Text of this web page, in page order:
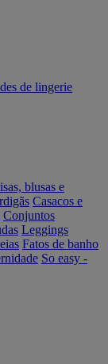
de lingerie
blusas e
Casacos e
Conjuntos
Leggings
Fatos de banho
So easy -